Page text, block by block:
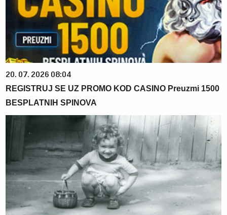
20. 07. 2026 08:04
REGISTRUJ SE UZ PROMO KOD CASINO Preuzmi 1500
BESPLATNIH SPINOVA